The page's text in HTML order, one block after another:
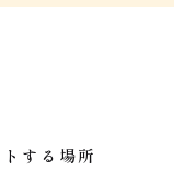
する場所